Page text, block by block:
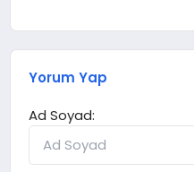
Yorum Yap
Ad Soyad: